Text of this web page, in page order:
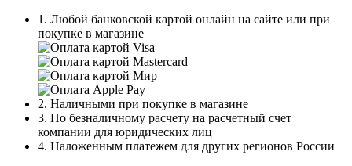
1. Любой банковской картой онлайн на сайте или при
покупке в магазине
2. Наличными при покупке в магазине
3. По безналичному расчету на расчетный счет
компании для юридических лиц
4. Наложенным платежем для других регионов России